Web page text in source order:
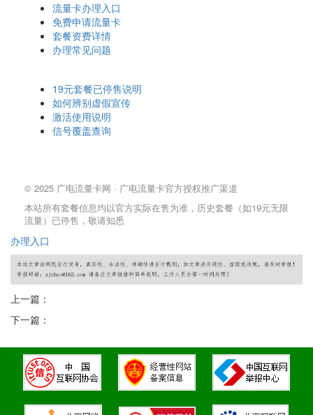
流量卡办理入口
免费申请流量卡
套餐资费详情
办理常见问题
19元套餐已停售说明
如何辨别虚假宣传
激活使用说明
信号覆盖查询
© 2025 广电流量卡网 · 广电流量卡官方授权推广渠道
本站所有套餐信息均以官方实际在售为准，历史套餐（如19元无限
流量）已停售，敬请知悉
办理入口
上一篇：
下一篇：